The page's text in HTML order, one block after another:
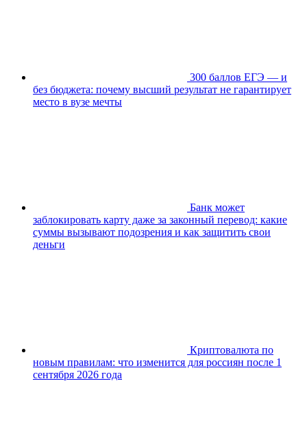
300 баллов ЕГЭ — и
без бюджета: почему высший результат не гарантирует
место в вузе мечты
Банк может
заблокировать карту даже за законный перевод: какие
суммы вызывают подозрения и как защитить свои
деньги
Криптовалюта по
новым правилам: что изменится для россиян после 1
сентября 2026 года